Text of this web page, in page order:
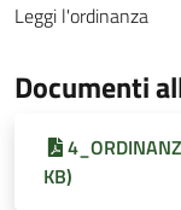
Leggi l'ordinanza
Documenti
KB)